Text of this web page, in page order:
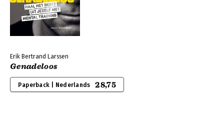
Erik Bertrand Larssen
Genadeloos
Paperback | Nederlands 28,75